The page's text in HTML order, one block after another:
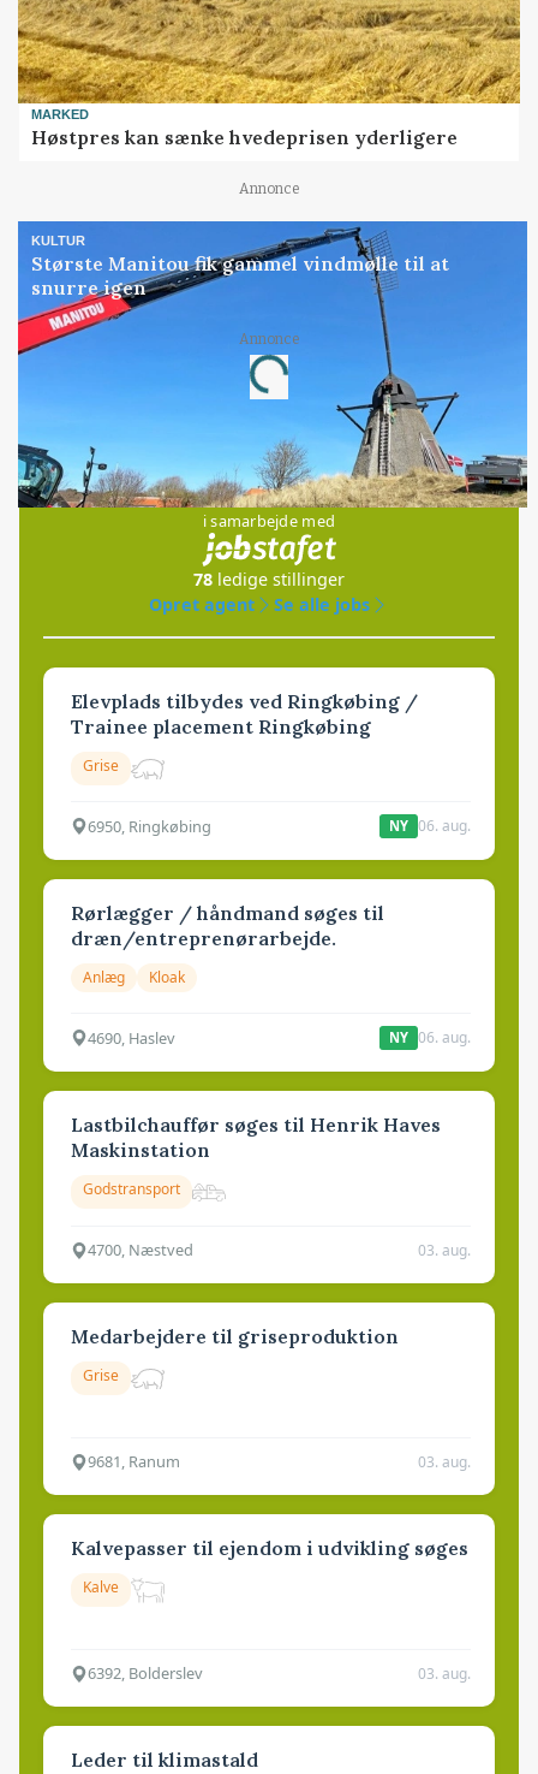
MARKED
Høstpres kan sænke hvedeprisen yderligere
Annonce
KULTUR
Største Manitou fik gammel vindmølle til at
snurre igen
Annonce
Loading...
Jobs
i samarbejde med
78 ledige stillinger
Opret agent
Se alle jobs
Elevplads tilbydes ved Ringkøbing /
Trainee placement Ringkøbing
Grise
6950, Ringkøbing NY 06. aug.
Rørlægger / håndmand søges til
dræn/entreprenørarbejde.
Anlæg Kloak
4690, Haslev NY 06. aug.
Lastbilchauffør søges til Henrik Haves
Maskinstation
Godstransport
4700, Næstved 03. aug.
Medarbejdere til griseproduktion
Grise
9681, Ranum 03. aug.
Kalvepasser til ejendom i udvikling søges
Kalve
6392, Bolderslev 03. aug.
Leder til klimastald